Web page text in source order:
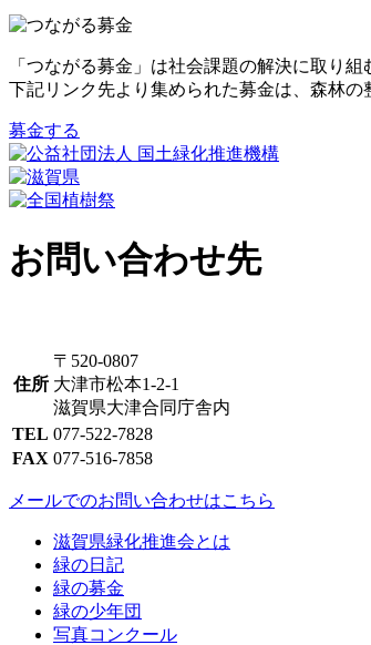
「つながる募金」は社会課題の解決に取り
下記リンク先より集められた募金は、森林
募金する
お問い合わせ先
住所
〒520-0807
大津市松本1-2-1
滋賀県大津合同庁舎内
TEL 077-522-7828
FAX 077-516-7858
メールでのお問い合わせはこちら
滋賀県緑化推進会とは
緑の日記
緑の募金
緑の少年団
写真コンクール